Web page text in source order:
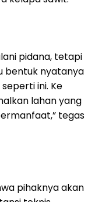
pidana, tetapi
bentuk nyatanya
ini. Ke
lahan yang
tegas
pihaknya akan